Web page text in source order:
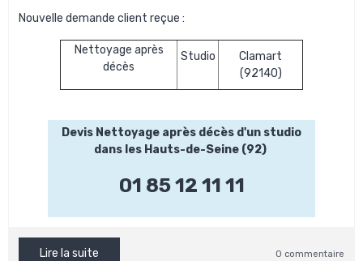
Nouvelle demande client reçue :
Nettoyage après
décès
Studio
Clamart
(92140)
Devis Nettoyage après décès d'un studio
dans les Hauts-de-Seine (92)
01 85 12 11 11
Lire la suite 0 commentaire